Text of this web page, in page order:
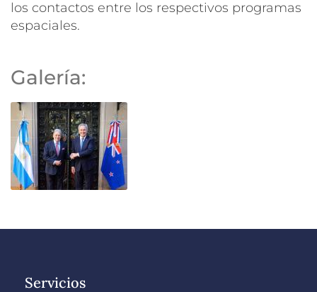
los contactos entre los respectivos programas
espaciales.
Galería:
Servicios